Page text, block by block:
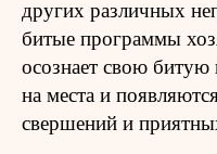
других различных
битые программы
осознает свою битую
на места и
свершений и